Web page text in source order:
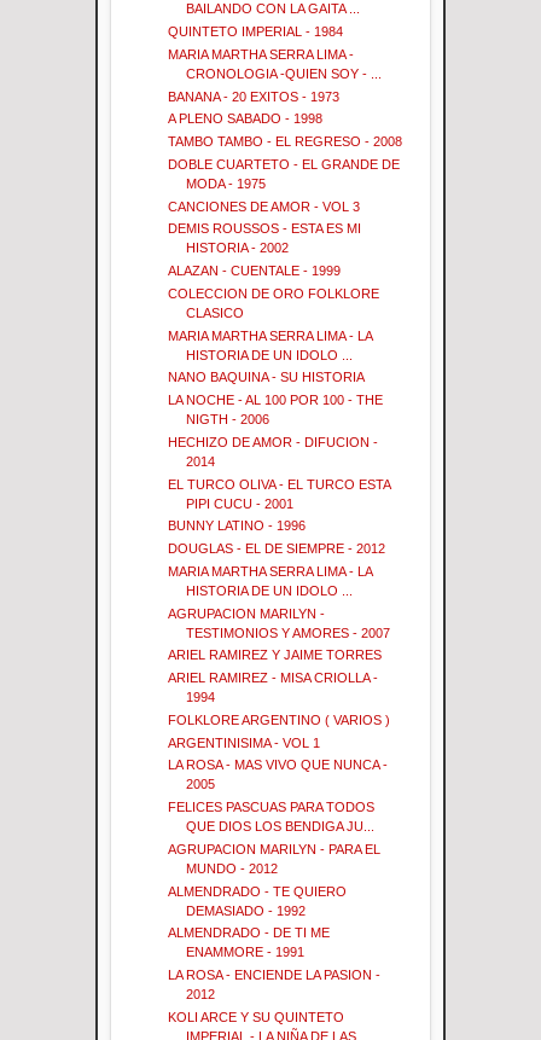
BAILANDO CON LA GAITA ...
QUINTETO IMPERIAL - 1984
MARIA MARTHA SERRA LIMA -
CRONOLOGIA -QUIEN SOY - ...
BANANA - 20 EXITOS - 1973
A PLENO SABADO - 1998
TAMBO TAMBO - EL REGRESO - 2008
DOBLE CUARTETO - EL GRANDE DE
MODA - 1975
CANCIONES DE AMOR - VOL 3
DEMIS ROUSSOS - ESTA ES MI
HISTORIA - 2002
ALAZAN - CUENTALE - 1999
COLECCION DE ORO FOLKLORE
CLASICO
MARIA MARTHA SERRA LIMA - LA
HISTORIA DE UN IDOLO ...
NANO BAQUINA - SU HISTORIA
LA NOCHE - AL 100 POR 100 - THE
NIGTH - 2006
HECHIZO DE AMOR - DIFUCION -
2014
EL TURCO OLIVA - EL TURCO ESTA
PIPI CUCU - 2001
BUNNY LATINO - 1996
DOUGLAS - EL DE SIEMPRE - 2012
MARIA MARTHA SERRA LIMA - LA
HISTORIA DE UN IDOLO ...
AGRUPACION MARILYN -
TESTIMONIOS Y AMORES - 2007
ARIEL RAMIREZ Y JAIME TORRES
ARIEL RAMIREZ - MISA CRIOLLA -
1994
FOLKLORE ARGENTINO ( VARIOS )
ARGENTINISIMA - VOL 1
LA ROSA - MAS VIVO QUE NUNCA -
2005
FELICES PASCUAS PARA TODOS
QUE DIOS LOS BENDIGA JU...
AGRUPACION MARILYN - PARA EL
MUNDO - 2012
ALMENDRADO - TE QUIERO
DEMASIADO - 1992
ALMENDRADO - DE TI ME
ENAMMORE - 1991
LA ROSA - ENCIENDE LA PASION -
2012
KOLI ARCE Y SU QUINTETO
IMPERIAL - LA NIÑA DE LAS ...